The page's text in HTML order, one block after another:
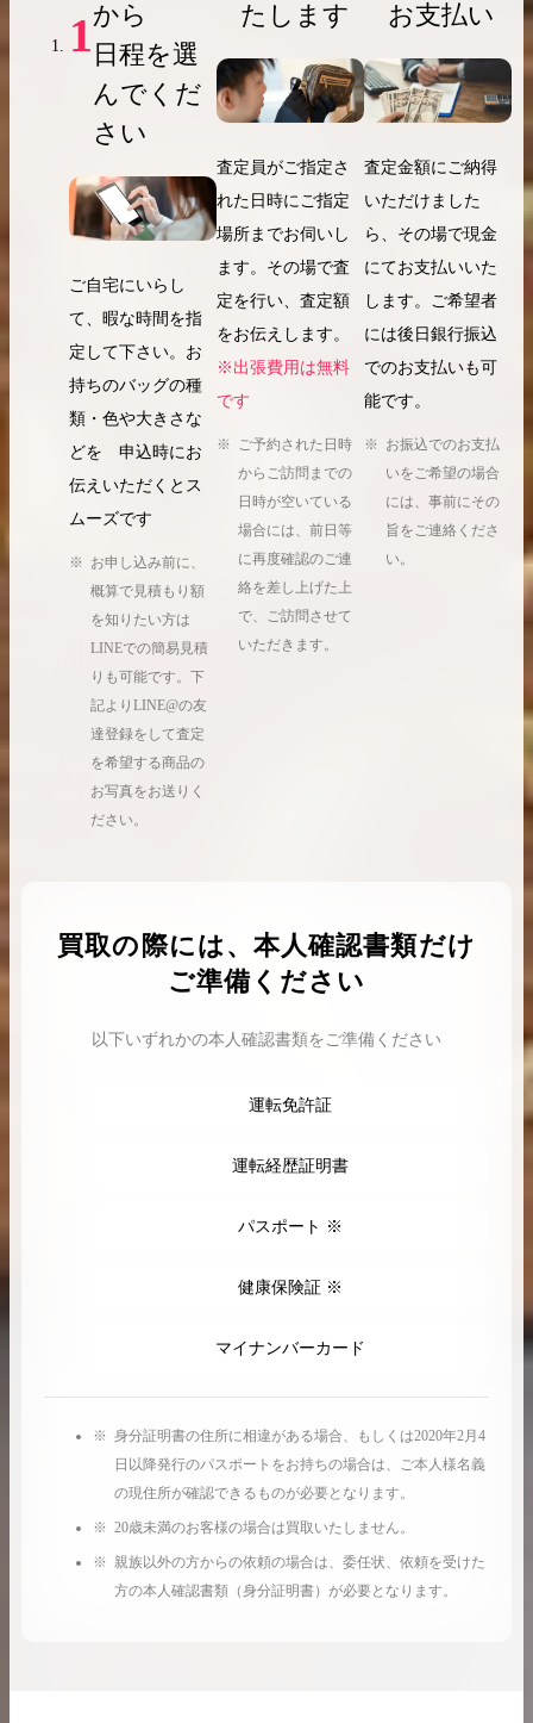
1から
日程を選
んでくだ
さい
ご自宅にいらし
て、暇な時間を指
定して下さい。お
持ちのバッグの種
類・色や大きさな
どを 申込時にお
伝えいただくとス
ムーズです
お申し込み前に、
概算で見積もり額
を知りたい方は
LINEでの簡易見積
りも可能です。下
記よりLINE@の友
達登録をして査定
を希望する商品の
お写真をお送りく
ださい。
たします
査定員がご指定さ
れた日時にご指定
場所までお伺いし
ます。その場で査
定を行い、査定額
をお伝えします。
※出張費用は無料
です
ご予約された日時
からご訪問までの
日時が空いている
場合には、前日等
に再度確認のご連
絡を差し上げた上
で、ご訪問させて
いただきます。
お支払い
査定金額にご納得
いただけました
ら、その場で現金
にてお支払いいた
します。ご希望者
には後日銀行振込
でのお支払いも可
能です。
お振込でのお支払
いをご希望の場合
には、事前にその
旨をご連絡くださ
い。
買取の際には、本人確認書類だけ
ご準備ください
以下いずれかの本人確認書類をご準備ください
運転免許証
運転経歴証明書
パスポート ※
健康保険証 ※
マイナンバーカード
身分証明書の住所に相違がある場合、もしくは2020年2月4
日以降発行のパスポートをお持ちの場合は、ご本人様名義
の現住所が確認できるものが必要となります。
20歳未満のお客様の場合は買取いたしません。
親族以外の方からの依頼の場合は、委任状、依頼を受けた
方の本人確認書類（身分証明書）が必要となります。